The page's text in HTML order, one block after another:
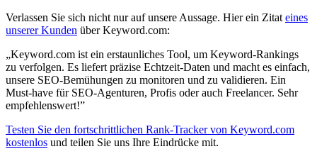
Verlassen Sie sich nicht nur auf unsere Aussage. Hier ein Zitat eines
unserer Kunden über Keyword.com:
„Keyword.com ist ein erstaunliches Tool, um Keyword-Rankings
zu verfolgen. Es liefert präzise Echtzeit-Daten und macht es einfach,
unsere SEO-Bemühungen zu monitoren und zu validieren. Ein
Must-have für SEO-Agenturen, Profis oder auch Freelancer. Sehr
empfehlenswert!”
Testen Sie den fortschrittlichen Rank-Tracker von Keyword.com
kostenlos und teilen Sie uns Ihre Eindrücke mit.